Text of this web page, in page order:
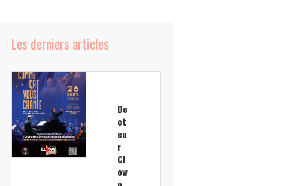
Les derniers articles
Do
ct
eu
r
Cl
ow